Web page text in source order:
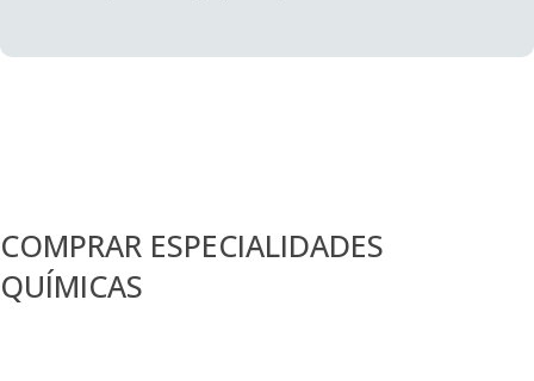
COMPRAR ESPECIALIDADES
QUÍMICAS